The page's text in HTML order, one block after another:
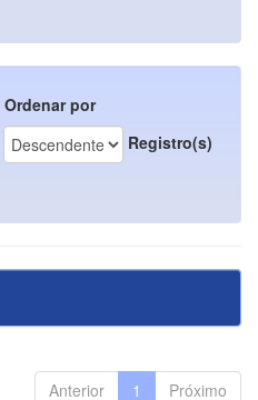
Ordenar por
Registro(s)
Anterior 1 Próximo